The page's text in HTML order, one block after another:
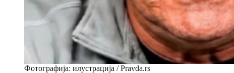
Фотографија: илустрација / Pravda.rs